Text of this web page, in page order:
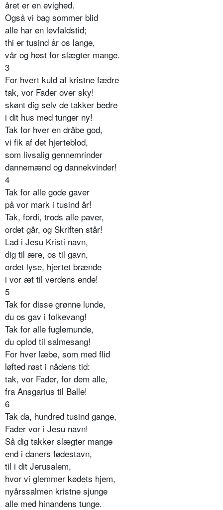
året er en evighed.
Også vi bag sommer blid
alle har en løvfaldstid;
thi er tusind år os lange,
vår og høst for slægter mange.
3
For hvert kuld af kristne fædre
tak, vor Fader over sky!
skønt dig selv de takker bedre
i dit hus med tunger ny!
Tak for hver en dråbe god,
vi fik af det hjerteblod,
som livsalig gennemrinder
dannemænd og dannekvinder!
4
Tak for alle gode gaver
på vor mark i tusind år!
Tak, fordi, trods alle paver,
ordet går, og Skriften står!
Lad i Jesu Kristi navn,
dig til ære, os til gavn,
ordet lyse, hjertet brænde
i vor æt til verdens ende!
5
Tak for disse grønne lunde,
du os gav i folkevang!
Tak for alle fuglemunde,
du oplod til salmesang!
For hver læbe, som med flid
løfted røst i nådens tid:
tak, vor Fader, for dem alle,
fra Ansgarius til Balle!
6
Tak da, hundred tusind gange,
Fader vor i Jesu navn!
Så dig takker slægter mange
end i daners fødestavn,
til i dit Jerusalem,
hvor vi glemmer kødets hjem,
nyårssalmen kristne sjunge
alle med hinandens tunge.